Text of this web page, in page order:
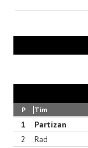
P Tim
1 Partizan
2
Rad